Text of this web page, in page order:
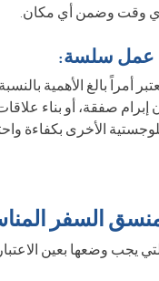
أي وقت وضمن أي مكان.
أمراً بالغ الأهمية
صفقة، أو بناء
الأخرى بكفاءة
السفر
يجب وضعها بعين